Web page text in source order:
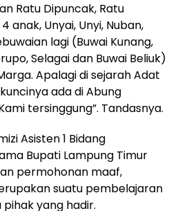
Ratu Dipuncak, Ratu
anak, Unyai, Unyi, Nuban,
lagi (Buwai Kunang,
Selagai dan Buwai Beliuk)
Apalagi di sejarah Adat
ada di Abung
tersinggung”. Tandasnya.
Asisten 1 Bidang
Bupati Lampung Timur
permohonan maaf,
suatu pembelajaran
yang hadir.